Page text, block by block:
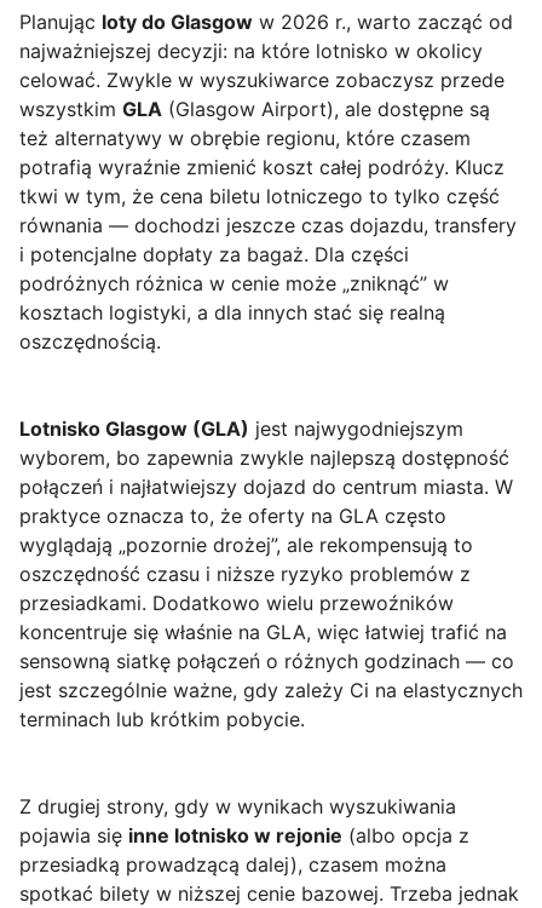
Planując loty do Glasgow w 2026 r., warto zacząć od
najważniejszej decyzji: na które lotnisko w okolicy
celować. Zwykle w wyszukiwarce zobaczysz przede
wszystkim GLA (Glasgow Airport), ale dostępne są
też alternatywy w obrębie regionu, które czasem
potrafią wyraźnie zmienić koszt całej podróży. Klucz
tkwi w tym, że cena biletu lotniczego to tylko część
równania — dochodzi jeszcze czas dojazdu, transfery
i potencjalne dopłaty za bagaż. Dla części
podróżnych różnica w cenie może „zniknąć” w
kosztach logistyki, a dla innych stać się realną
oszczędnością.
Lotnisko Glasgow (GLA) jest najwygodniejszym
wyborem, bo zapewnia zwykle najlepszą dostępność
połączeń i najłatwiejszy dojazd do centrum miasta. W
praktyce oznacza to, że oferty na GLA często
wyglądają „pozornie drożej”, ale rekompensują to
oszczędność czasu i niższe ryzyko problemów z
przesiadkami. Dodatkowo wielu przewoźników
koncentruje się właśnie na GLA, więc łatwiej trafić na
sensowną siatkę połączeń o różnych godzinach — co
jest szczególnie ważne, gdy zależy Ci na elastycznych
terminach lub krótkim pobycie.
Z drugiej strony, gdy w wynikach wyszukiwania
pojawia się inne lotnisko w rejonie (albo opcja z
przesiadką prowadzącą dalej), czasem można
spotkać bilety w niższej cenie bazowej. Trzeba jednak